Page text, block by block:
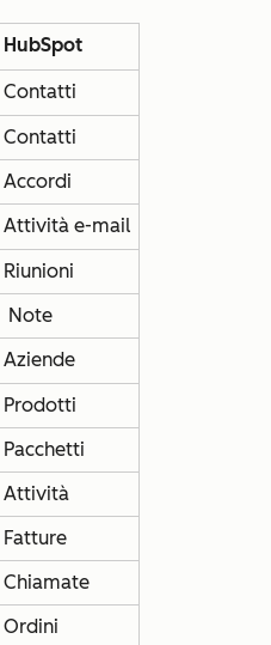
HubSpot
Contatti
Contatti
Accordi
Attività e-mail
Riunioni
Note
Aziende
Prodotti
Pacchetti
Attività
Fatture
Chiamate
Ordini